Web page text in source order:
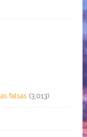
falsas (3,013)